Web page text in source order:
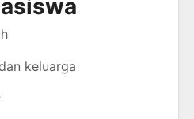
keluarga